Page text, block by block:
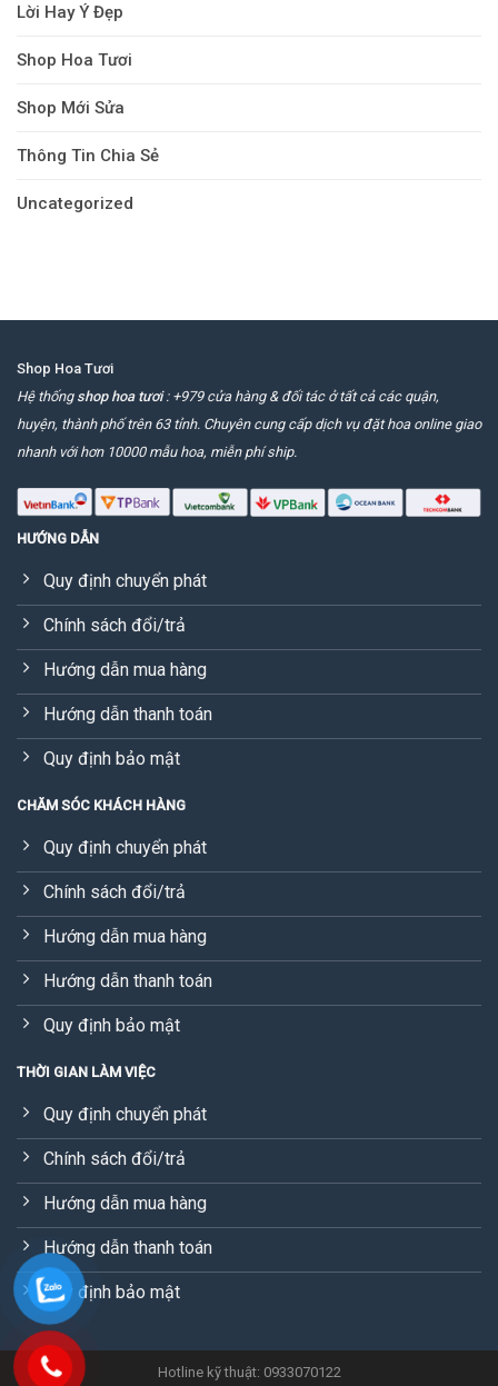
Lời Hay Ý Đẹp
Shop Hoa Tươi
Shop Mới Sửa
Thông Tin Chia Sẻ
Uncategorized
Shop Hoa Tươi
Hệ thống shop hoa tươi: +979 cửa hàng & đối tác ở tất cả các quận,
huyện, thành phố trên 63 tỉnh. Chuyên cung cấp dịch vụ đặt hoa online giao
nhanh với hơn 10000 mẫu hoa, miễn phí ship.
HƯỚNG DẪN
Quy định chuyển phát
Chính sách đổi/trả
Hướng dẫn mua hàng
Hướng dẫn thanh toán
Quy định bảo mật
CHĂM SÓC KHÁCH HÀNG
Quy định chuyển phát
Chính sách đổi/trả
Hướng dẫn mua hàng
Hướng dẫn thanh toán
Quy định bảo mật
THỜI GIAN LÀM VIỆC
Quy định chuyển phát
Chính sách đổi/trả
Hướng dẫn mua hàng
Hướng dẫn thanh toán
Quy định bảo mật
Hotline kỹ thuật: 0933070122